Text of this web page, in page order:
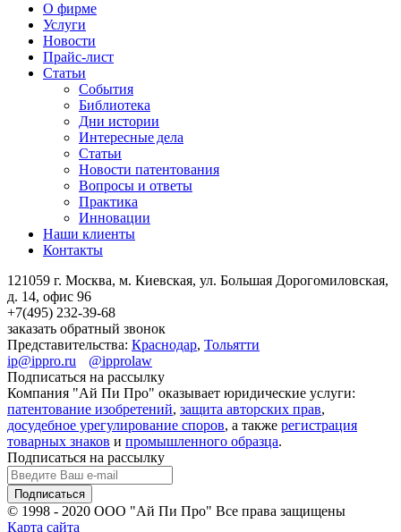
О фирме
Услуги
Новости
Прайс-лист
Статьи
События
Библиотека
Дни истории
Интересные дела
Статьи
Новости патентования
Вопросы и ответы
Практика
Инновации
Наши клиенты
Контакты
121059 г. Москва, м. Киевская, ул. Большая Дорогомиловская,
д. 14, офис 96
+7(495) 232-39-68
заказать обратный звонок
Представительства: Краснодар, Тольятти
ip@ippro.ru
@ipprolaw
Подписаться на рассылку
Компания "Ай Пи Про" оказывает юридические услуги:
патентование изобретений, защита авторских прав,
досудебное урегулирование споров, а также регистрация
товарных знаков и промышленного образца.
Подписаться на рассылку
© 1998 - 2020 ООО "Ай Пи Про" Все права защищены
Карта сайта